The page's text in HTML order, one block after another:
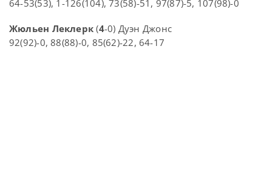
64-53(53), 1-126(104), 73(58)-51, 97(87)-5, 107(98)-0
Жюльен Леклерк (4-0) Дуэн Джонс
92(92)-0, 88(88)-0, 85(62)-22, 64-17